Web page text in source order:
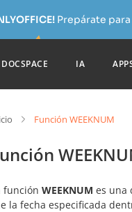
Prepárate para
DOCSPACE IA
Función WEEKNUM
función WEEKNUM es una
la fecha especificada